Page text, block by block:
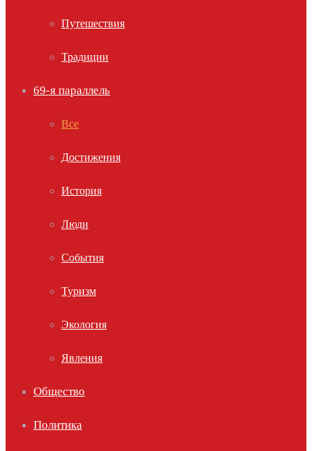
Путешествия
Традиции
69-я параллель
Все
Достижения
История
Люди
События
Туризм
Экология
Явления
Общество
Политика